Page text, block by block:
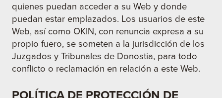
quienes puedan acceder a su Web y donde
puedan estar emplazados. Los usuarios de este
Web, así como OKIN, con renuncia expresa a su
propio fuero, se someten a la jurisdicción de los
Juzgados y Tribunales de Donostia, para todo
conflicto o reclamación en relación a este Web.